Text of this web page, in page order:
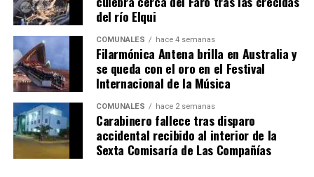
del río Elqui
COMUNALES hace 4 semanas
Filarmónica Antena brilla en Australia y
se queda con el oro en el Festival
Internacional de la Música
COMUNALES hace 2 semanas
Carabinero fallece tras disparo
accidental recibido al interior de la
Sexta Comisaría de Las Compañías